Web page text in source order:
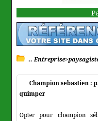
..
Champion sebastien :
quimper
Opter pour champion